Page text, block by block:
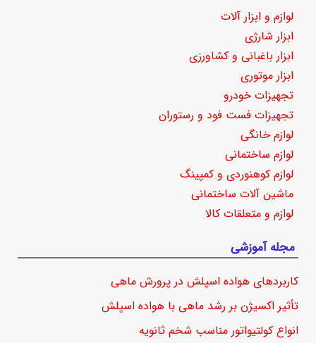
لوازم و ابزار آلات
ابزار شارژی
ابزار باغبانی و کشاورزی
ابزار موتوری
تجهیزات خودرو
تجهیزات فست فود و رستوران
لوازم خانگی
لوازم ساختمانی
لوازم کوهنوردی و کمپینگ
ماشین آلات ساختمانی
لوازم و متعلقات کالا
مجله آموزشی
کاربردهای هواده اسپلش در پرورش ماهی
تأثیر اکسیژن بر رشد ماهی با هواده اسپلش
انواع کولتیواتور مناسب شخم ثانویه